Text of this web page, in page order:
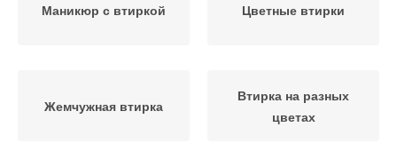
Маникюр с втиркой Цветные втирки
Жемчужная втирка
Втирка на разных
цветах